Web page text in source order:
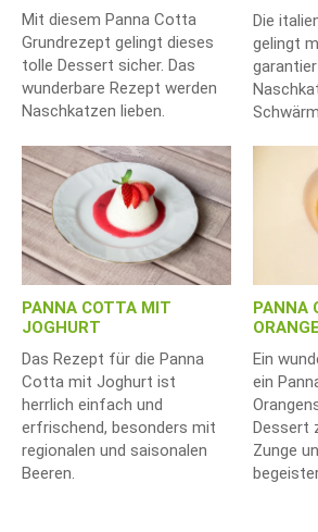
Mit diesem Panna Cotta
Grundrezept gelingt dieses
tolle Dessert sicher. Das
wunderbare Rezept werden
Naschkatzen lieben.
Die
gelingt
PANNA COTTA MIT
JOGHURT
Das Rezept für die Panna
Cotta mit Joghurt ist
herrlich einfach und
erfrischend, besonders mit
regionalen und saisonalen
Beeren.
PANNA
Ein
ein
Dessert
Zunge